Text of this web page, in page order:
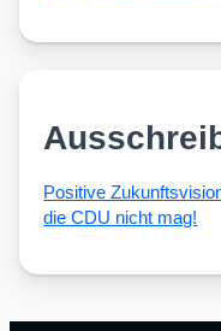
Posi­ti­ve
die CDU nicht mag!